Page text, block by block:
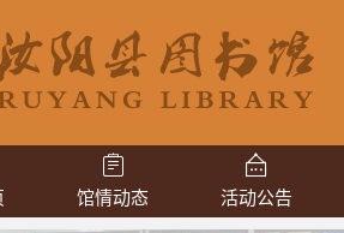
馆情动态 活动公告